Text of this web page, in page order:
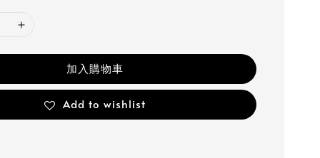
加入購物車
Add to wishlist